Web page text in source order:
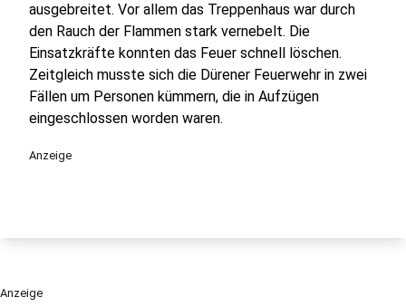
ausgebreitet. Vor allem das Treppenhaus war durch
den Rauch der Flammen stark vernebelt. Die
Einsatzkräfte konnten das Feuer schnell löschen.
Zeitgleich musste sich die Dürener Feuerwehr in zwei
Fällen um Personen kümmern, die in Aufzügen
eingeschlossen worden waren.
Anzeige
Anzeige